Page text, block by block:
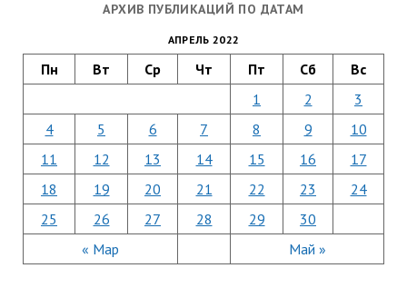
АРХИВ ПУБЛИКАЦИЙ ПО ДАТАМ
АПРЕЛЬ 2022
Пн Вт Ср Чт Пт Сб Вс
« Мар Май »
1 2
3
4
5 6 7 8 9
10
11
12 13 14 15 16
17
18
19 20 21 22 23
24
25
26 27 28 29 30